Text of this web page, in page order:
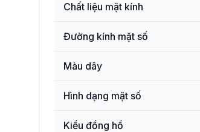
Chất liệu mặt kính
Đường kính mặt số
Màu dây
Hình dạng mặt số
Kiểu đồng hồ